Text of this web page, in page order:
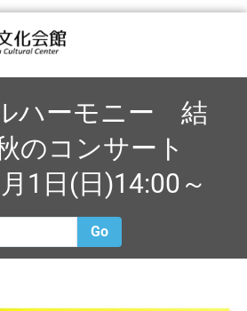
ハーモニー 結
のコンサート
1日(日)14:00～
Go